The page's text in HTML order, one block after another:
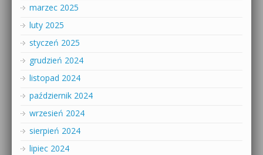
marzec 2025
luty 2025
styczeń 2025
grudzień 2024
listopad 2024
październik 2024
wrzesień 2024
sierpień 2024
lipiec 2024